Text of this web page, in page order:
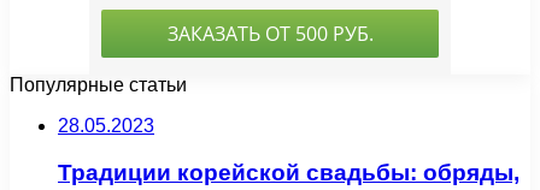
Популярные статьи
28.05.2023
Традиции корейской свадьбы: обряды,